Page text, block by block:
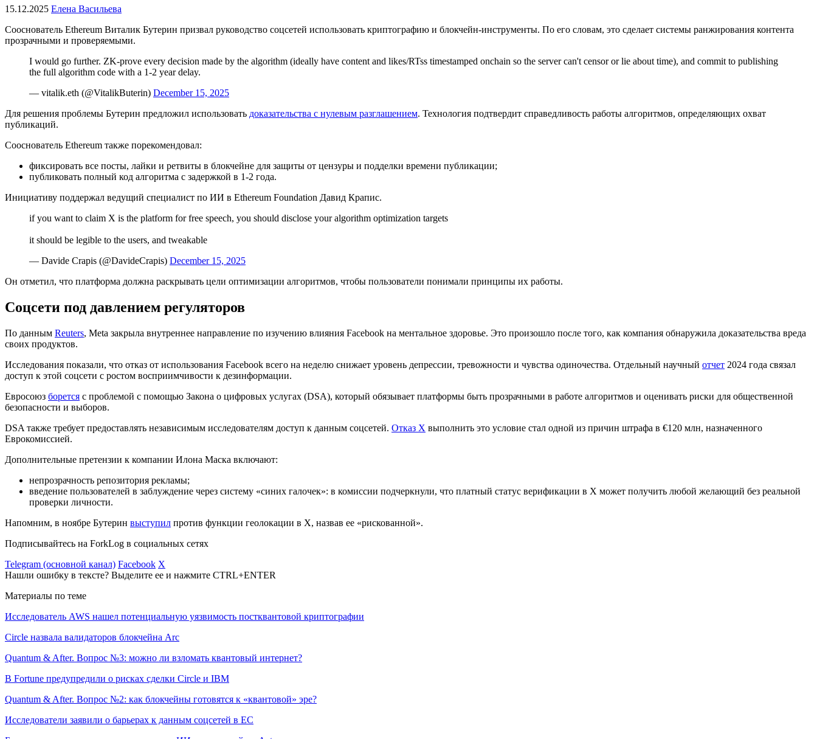
15.12.2025 Елена Васильева
Сооснователь Ethereum Виталик Бутерин призвал руководство соцсетей использовать криптографию и блокчейн-инструменты. По его словам, это сделает системы ранжирования контента
прозрачными и проверяемыми.
I would go further. ZK-prove every decision made by the algorithm (ideally have content and likes/RTss timestamped onchain so the server can't censor or lie about time), and commit to publishing
the full algorithm code with a 1-2 year delay.
— vitalik.eth (@VitalikButerin) December 15, 2025
Для решения проблемы Бутерин предложил использовать доказательства с нулевым разглашением. Технология подтвердит справедливость работы алгоритмов, определяющих охват
публикаций.
Сооснователь Ethereum также порекомендовал:
фиксировать все посты, лайки и ретвиты в блокчейне для защиты от цензуры и подделки времени публикации;
публиковать полный код алгоритма с задержкой в 1-2 года.
Инициативу поддержал ведущий специалист по ИИ в Ethereum Foundation Давид Крапис.
if you want to claim X is the platform for free speech, you should disclose your algorithm optimization targets
it should be legible to the users, and tweakable
— Davide Crapis (@DavideCrapis) December 15, 2025
Он отметил, что платформа должна раскрывать цели оптимизации алгоритмов, чтобы пользователи понимали принципы их работы.
Соцсети под давлением регуляторов
По данным Reuters, Meta закрыла внутреннее направление по изучению влияния Facebook на ментальное здоровье. Это произошло после того, как компания обнаружила доказательства вреда
своих продуктов.
Исследования показали, что отказ от использования Facebook всего на неделю снижает уровень депрессии, тревожности и чувства одиночества. Отдельный научный отчет 2024 года связал
доступ к этой соцсети с ростом восприимчивости к дезинформации.
Евросоюз борется с проблемой с помощью Закона о цифровых услугах (DSA), который обязывает платформы быть прозрачными в работе алгоритмов и оценивать риски для общественной
безопасности и выборов.
DSA также требует предоставлять независимым исследователям доступ к данным соцсетей. Отказ X выполнить это условие стал одной из причин штрафа в €120 млн, назначенного
Еврокомиссией.
Дополнительные претензии к компании Илона Маска включают:
непрозрачность репозитория рекламы;
введение пользователей в заблуждение через систему «синих галочек»: в комиссии подчеркнули, что платный статус верификации в X может получить любой желающий без реальной
проверки личности.
Напомним, в ноябре Бутерин выступил против функции геолокации в X, назвав ее «рискованной».
Подписывайтесь на ForkLog в социальных сетях
Telegram (основной канал) Facebook X
Нашли ошибку в тексте? Выделите ее и нажмите CTRL+ENTER
Материалы по теме
Исследователь AWS нашел потенциальную уязвимость постквантовой криптографии
Circle назвала валидаторов блокчейна Arc
Quantum & After. Вопрос №3: можно ли взломать квантовый интернет?
В Fortune предупредили о рисках сделки Circle и IBM
Quantum & After. Вопрос №2: как блокчейны готовятся к «квантовой» эре?
Исследователи заявили о барьерах к данным соцсетей в ЕС